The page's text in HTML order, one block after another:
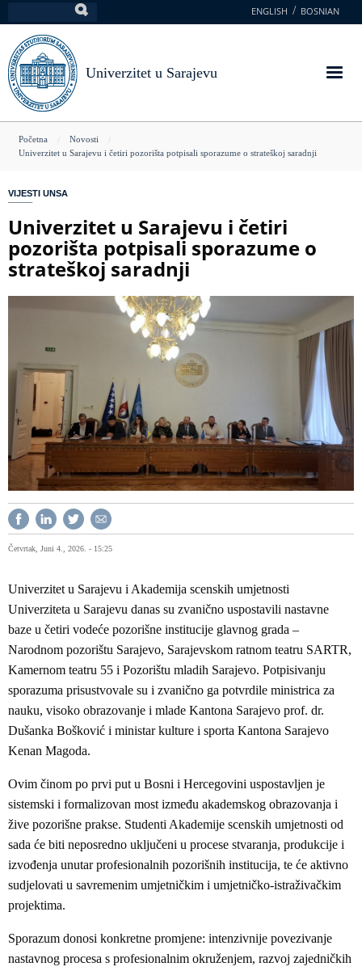
na
glavni
sadržaj
ENGLISH BOSNIAN
Univerzitet u Sarajevu
You
here
Početna
Novosti
Univerzitet u Sarajevu i četiri pozorišta potpisali sporazume o strateškoj saradnji
VIJESTI UNSA
Univerzitet u Sarajevu i četiri
pozorišta potpisali sporazume o
strateškoj saradnji
Četvrtak, Juni 4., 2026. - 15:25
Univerzitet u Sarajevu i Akademija scenskih umjetnosti
Univerziteta u Sarajevu danas su zvanično uspostavili nastavne
baze u četiri vodeće pozorišne institucije glavnog grada –
Narodnom pozorištu Sarajevo, Sarajevskom ratnom teatru SARTR,
Kamernom teatru 55 i Pozorištu mladih Sarajevo. Potpisivanju
sporazuma prisustvovale su i zvanično ga potvrdile ministrica za
nauku, visoko obrazovanje i mlade Kantona Sarajevo prof. dr.
Dušanka Bošković i ministar kulture i sporta Kantona Sarajevo
Kenan Magoda.
Ovim činom po prvi put u Bosni i Hercegovini uspostavljen je
sistemski i formalizovan most između akademskog obrazovanja i
žive pozorišne prakse. Studenti Akademije scenskih umjetnosti od
sada će biti neposredno uključeni u procese stvaranja, produkcije i
izvođenja unutar profesionalnih pozorišnih institucija, te će aktivno
sudjelovati u savremenim umjetničkim i umjetničko-istraživačkim
projektima.
Sporazum donosi konkretne promjene: intenzivnije povezivanje
nastavnog procesa s profesionalnim okruženjem, razvoj zajedničkih